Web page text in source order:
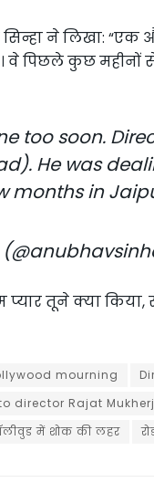
ने लिखा: “एक
वे पिछले कुछ
too soon.
He was
months in
प्यार तूने क्या
mourning
director Rajat
में शोक की लहर